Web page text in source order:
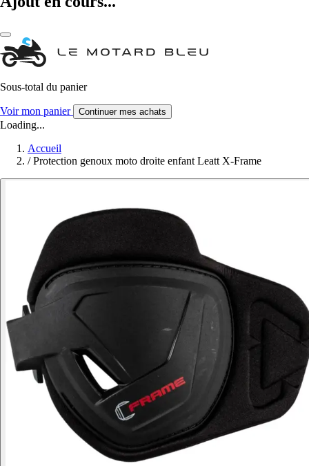
Sous-total du panier
Voir mon panier Continuer mes achats
Loading...
Accueil
/ Protection genoux moto droite enfant Leatt X-Frame